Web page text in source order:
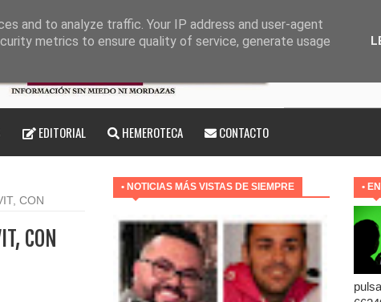
EDITORIAL HEMEROTECA CONTACTO
• NOTICIAS MÁS VISTAS DE SIEMPRE
CON
CON
•
and to analyze traffic. Your IP address and user-agent
metrics to ensure quality of service, generate usage